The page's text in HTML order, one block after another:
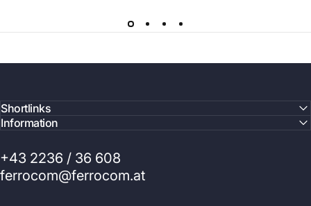
Shortlinks
Information
+43 2236 / 36 608
ferrocom@ferrocom.at